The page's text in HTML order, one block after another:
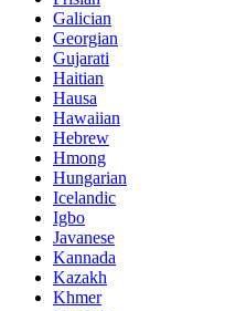
Galician
Georgian
Gujarati
Haitian
Hausa
Hawaiian
Hebrew
Hmong
Hungarian
Icelandic
Igbo
Javanese
Kannada
Kazakh
Khmer